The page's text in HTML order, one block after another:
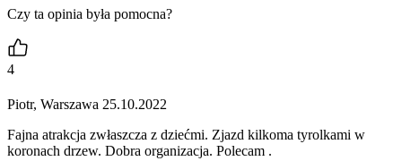
Czy ta opinia była pomocna?
4
Piotr, Warszawa 25.10.2022
Fajna atrakcja zwłaszcza z dziećmi. Zjazd kilkoma tyrolkami w
koronach drzew. Dobra organizacja. Polecam .